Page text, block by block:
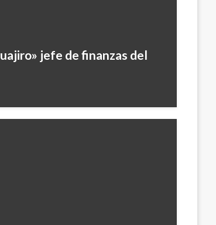
jefe de finanzas del